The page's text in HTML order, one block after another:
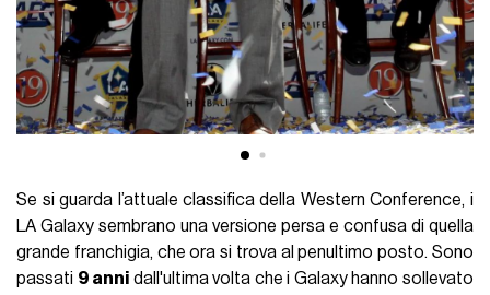
Se si guarda l’attuale classifica della Western Conference, i
LA Galaxy sembrano una versione persa e confusa di quella
grande franchigia, che ora si trova al penultimo posto. Sono
passati 9 anni dall'ultima volta che i Galaxy hanno sollevato